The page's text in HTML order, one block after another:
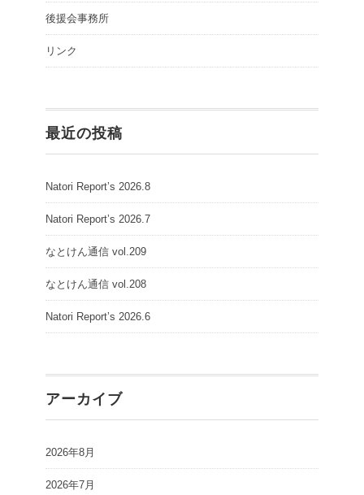
後援会事務所
リンク
最近の投稿
Natori Report’s 2026.8
Natori Report’s 2026.7
なとけん通信 vol.209
なとけん通信 vol.208
Natori Report’s 2026.6
アーカイブ
2026年8月
2026年7月